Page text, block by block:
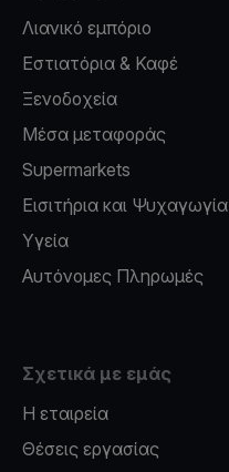
Λιανικό εμπόριο
Εστιατόρια & Καφέ
Ξενοδοχεία
Μέσα μεταφοράς
Supermarkets
Εισιτήρια και Ψυχαγωγία
Υγεία
Αυτόνομες Πληρωμές
Σχετικά με εμάς
Η εταιρεία
Θέσεις εργασίας